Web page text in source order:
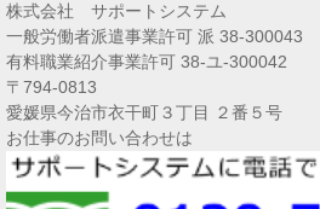
株式会社 サポートシステム
一般労働者派遣事業許可 派 38-300043
有料職業紹介事業許可 38-ユ-300042
〒794-0813
愛媛県今治市衣干町３丁目 ２番５号
お仕事のお問い合わせは